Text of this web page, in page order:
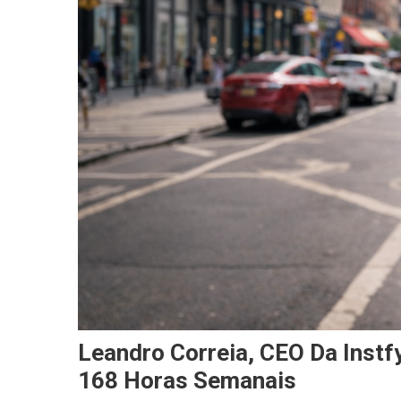
Leandro Correia, CEO Da
168 Horas Semanais